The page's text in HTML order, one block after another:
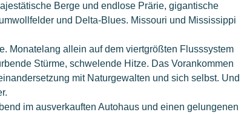
Berge und endlose Prärie, gigantische
und Delta-Blues. Missouri und Mississippi
Monatelang allein auf dem viertgrößten Flusssystem
Stürme, schwelende Hitze. Das Vorankommen
mit Naturgewalten und sich selbst. Und
im ausverkauften Autohaus und einen gelungenen